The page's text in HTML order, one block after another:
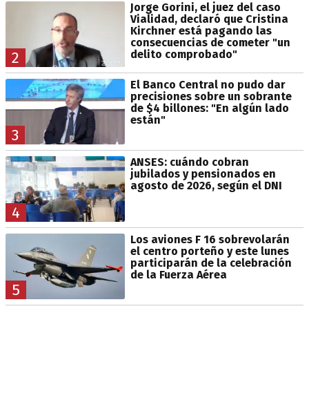
2
Jorge Gorini, el juez del caso
Vialidad, declaró que Cristina
Kirchner está pagando las
consecuencias de cometer "un
delito comprobado"
3
El Banco Central no pudo dar
precisiones sobre un sobrante
de $4 billones: "En algún lado
están"
4
ANSES: cuándo cobran
jubilados y pensionados en
agosto de 2026, según el DNI
5
Los aviones F 16 sobrevolarán
el centro porteño y este lunes
participarán de la celebración
de la Fuerza Aérea